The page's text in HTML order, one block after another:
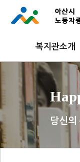
복지관소개
당신의